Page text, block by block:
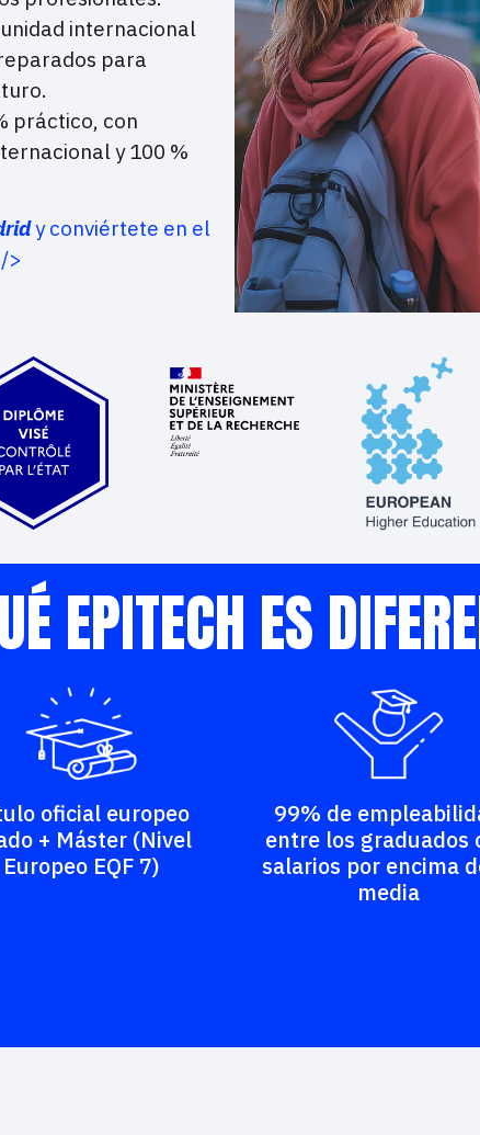
internacional
para
práctico, con
y 100 %
y conviértete en el
/>
EPITECH ES
oficial europeo
+ Máster (Nivel
Europeo EQF 7)
99% de
entre los graduados
salarios por encima
media